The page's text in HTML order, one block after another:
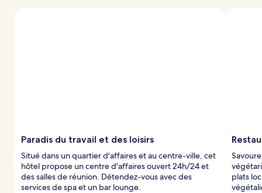
Paradis du travail et des loisirs
Situé dans un quartier d'affaires et au centre-ville, cet
hôtel propose un centre d'affaires ouvert 24h/24 et
des salles de réunion. Détendez-vous avec des
services de spa et un bar lounge.
plats